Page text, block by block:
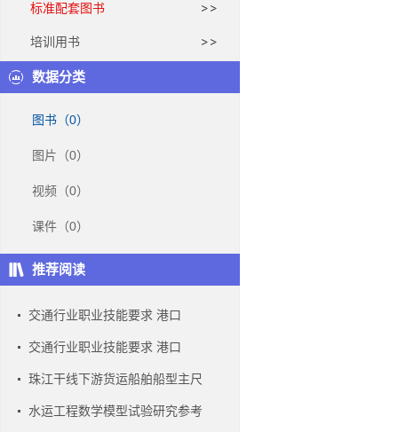
标准配套图书
培训用书
数据分类
图书（0）
图片（0）
视频（0）
课件（0）
推荐阅读
交通行业职业技能要求 港口
交通行业职业技能要求 港口
珠江干线下游货运船舶船型主尺
水运工程数学模型试验研究参考